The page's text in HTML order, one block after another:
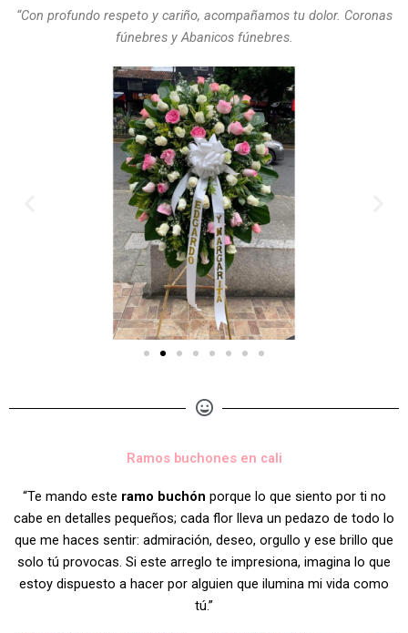
“Con profundo respeto y cariño, acompañamos tu dolor. Coronas
fúnebres y Abanicos fúnebres.
Ramos buchones en cali
“Te mando este ramo buchón porque lo que siento por ti no
cabe en detalles pequeños; cada flor lleva un pedazo de todo lo
que me haces sentir: admiración, deseo, orgullo y ese brillo que
solo tú provocas. Si este arreglo te impresiona, imagina lo que
estoy dispuesto a hacer por alguien que ilumina mi vida como
tú.”